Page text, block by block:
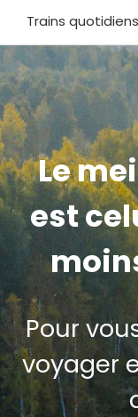
Trains
Le
est
Pour
voyager